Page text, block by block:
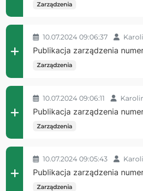
Zarządzenia
10.07.2024 09:06:37
Publikacja zarządzenia
Zarządzenia
10.07.2024 09:06:11
Publikacja zarządzenia
Zarządzenia
10.07.2024 09:05:43
Publikacja zarządzenia
Zarządzenia